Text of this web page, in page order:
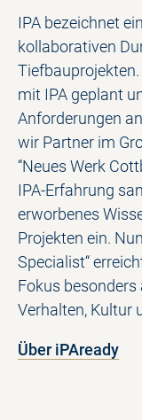
IPA bezeichnet
kollaborativen
mit IPA geplant
Anforderungen
wir Partner im
“Neues Werk
IPA-Erfahrung
erworbenes
Projekten ein.
Specialist“
Fokus
Verhalten, Kultur
Über iPAready